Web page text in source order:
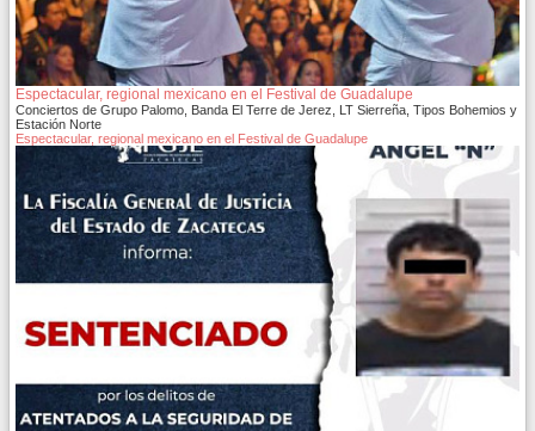
Espectacular, regional mexicano en el Festival de Guadalupe
Conciertos de Grupo Palomo, Banda El Terre de Jerez, LT Sierreña, Tipos Bohemios y
Estación Norte
Espectacular, regional mexicano en el Festival de Guadalupe